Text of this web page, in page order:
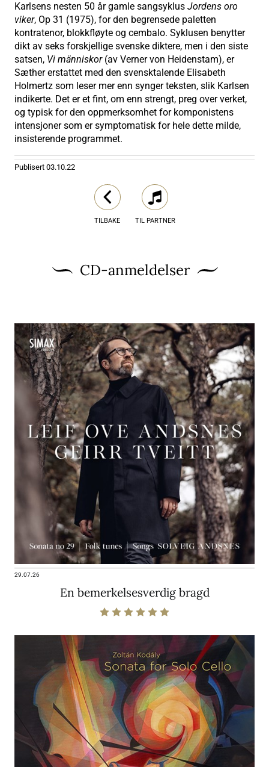
Karlsens nesten 50 år gamle sangsyklus Jordens oro
viker, Op 31 (1975), for den begrensede paletten
kontratenor, blokkfløyte og cembalo. Syklusen benytter
dikt av seks forskjellige svenske diktere, men i den siste
satsen, Vi människor(av Verner von Heidenstam), er
Sæther erstattet med den svensktalende Elisabeth
Holmertz som leser mer enn synger teksten, slik Karlsen
indikerte. Det er et fint, om enn strengt, preg over verket,
og typisk for den oppmerksomhet for komponistens
intensjoner som er symptomatisk for hele dette milde,
insisterende programmet.
Publisert 03.10.22
TILBAKE TIL PARTNER
CD-anmeldelser
29.07.26
En bemerkelsesverdig bragd